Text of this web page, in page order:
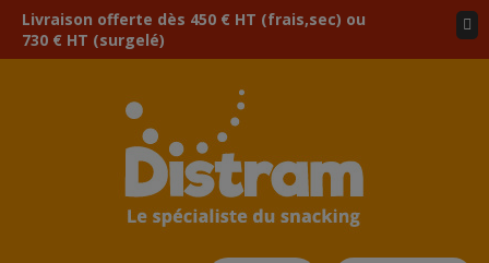
Livraison offerte dès 450 € HT (frais,sec) ou
730 € HT (surgelé)